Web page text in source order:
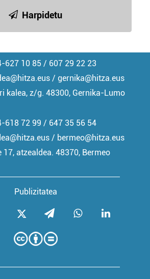
Harpidetu
627 10 85 / 607 29 22 23
/ gernika@hitza.eus
kalea, z/g. 48300, Gernika-Lumo
Publizitatea
618 72 99 / 647 35 56 54
/ bermeo@hitza.eus
17, atzealdea. 48370, Bermeo